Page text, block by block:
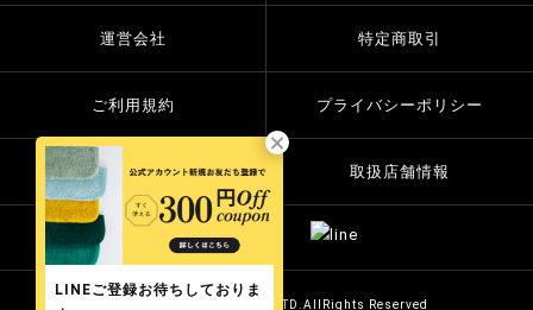
運営会社 特定商取引
ご利用規約 プライバシーポリシー
お問い合わせ 取扱店舗情報
Copyright © 2014 MST Co.LTD.AllRights Reserved
LINEご登録お待ちしておりま